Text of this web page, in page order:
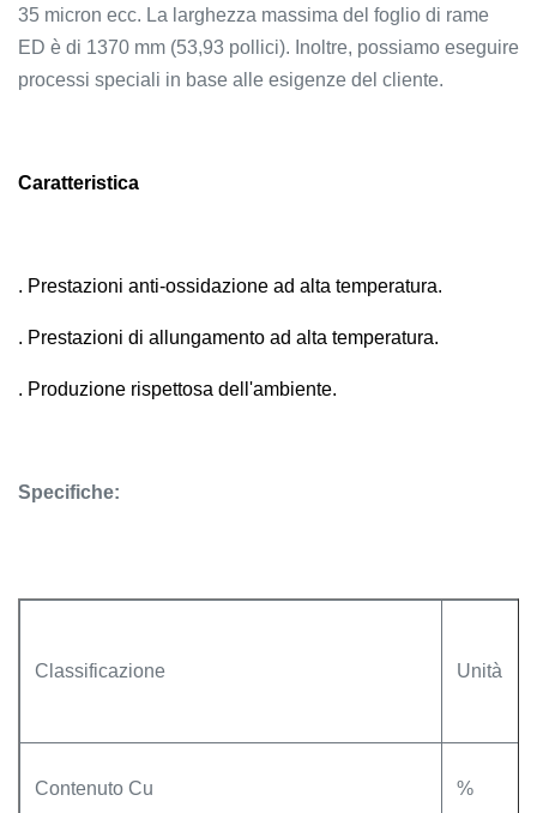
35 micron ecc. La larghezza massima del foglio di rame
ED è di 1370 mm (53,93 pollici). Inoltre, possiamo eseguire
processi speciali in base alle esigenze del cliente.
Caratteristica
. Prestazioni anti-ossidazione ad alta temperatura.
. Prestazioni di allungamento ad alta temperatura.
. Produzione rispettosa dell'ambiente.
Specifiche:
Classificazione Unità
Contenuto Cu %